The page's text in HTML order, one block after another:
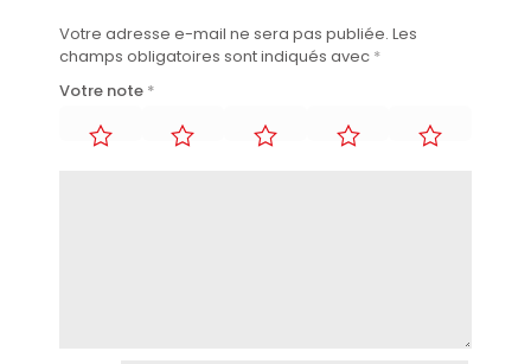
Votre adresse e-mail ne sera pas publiée. Les
champs obligatoires sont indiqués avec *
Votre note *